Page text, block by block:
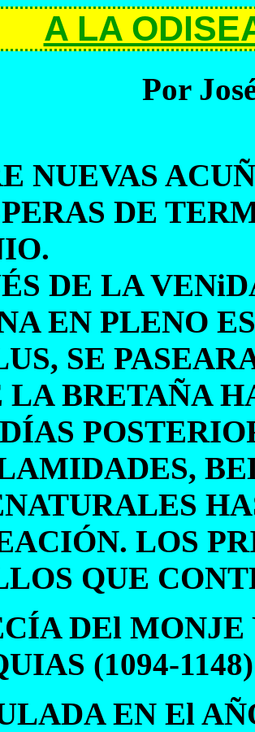
A LA
Por
NUEVAS
DE
DE LA
EN PLENO
SE
LA BRETAÑA
LOS
QUE
DEl
(1094-1148)
EN El